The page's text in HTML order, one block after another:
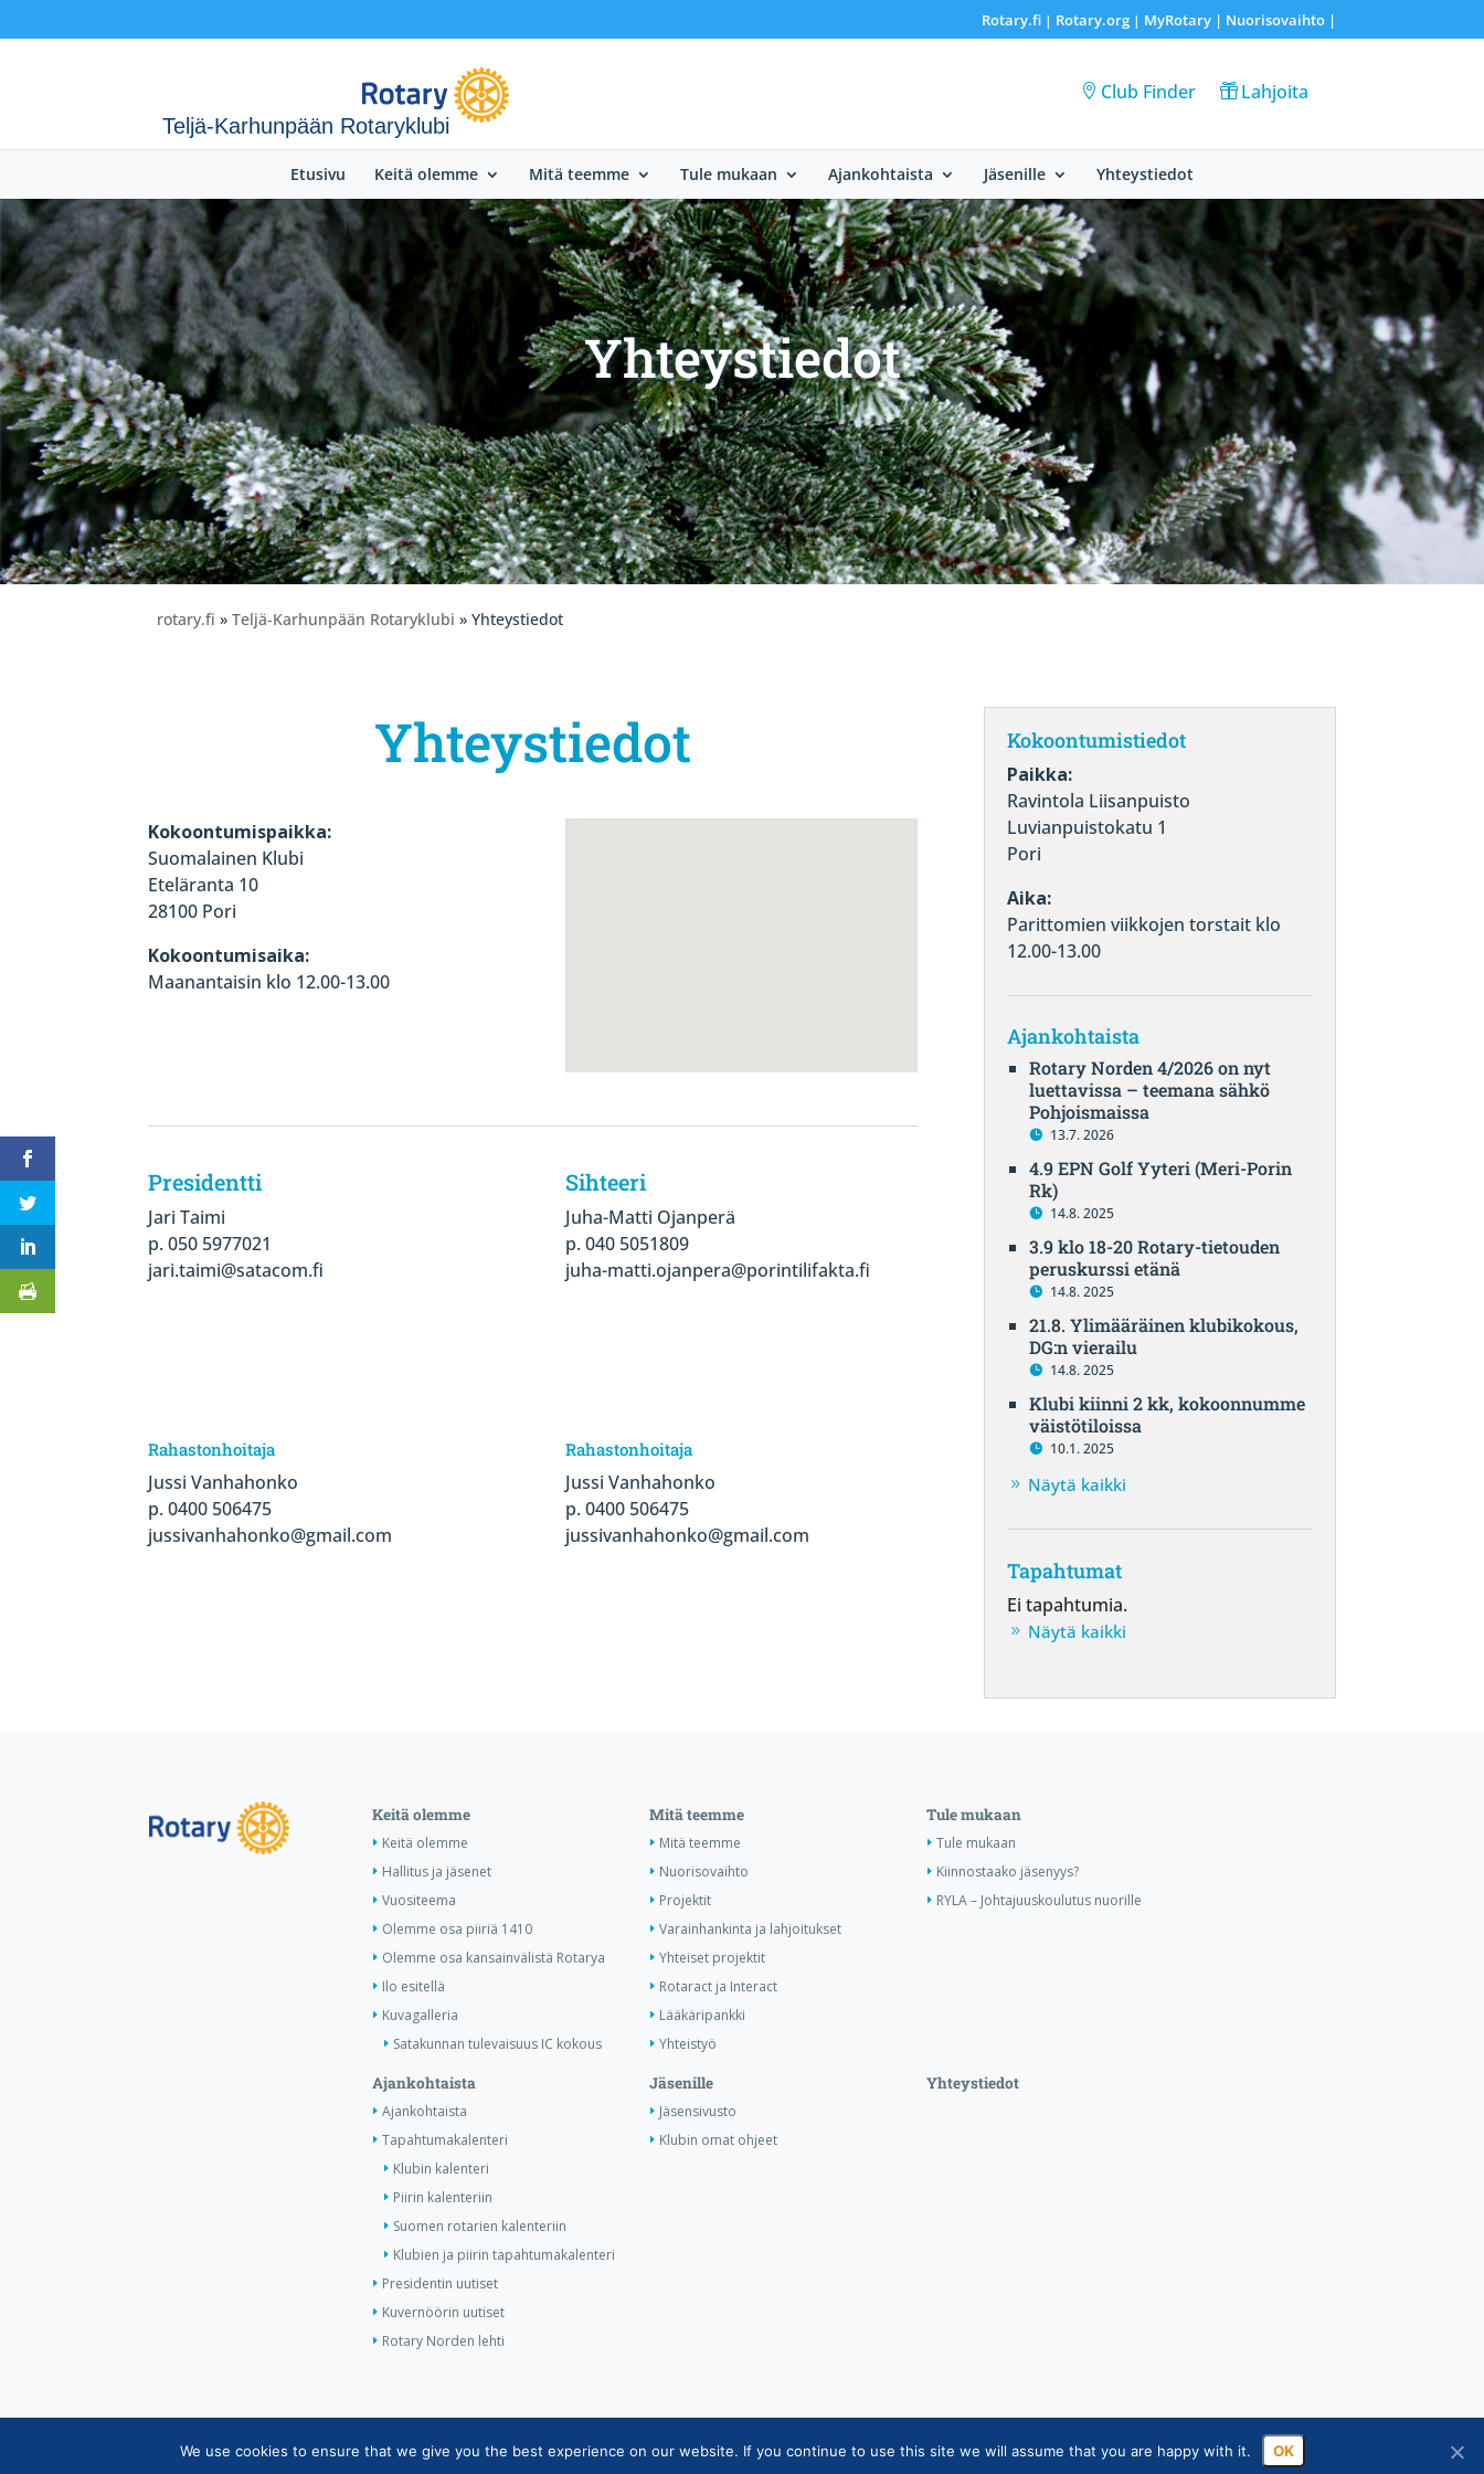
Rotary.fi| Rotary.org| MyRotary | Nuorisovaihto|
Teljä-Karhunpään Rotaryklubi
Club Finder Lahjoita
Etusivu Keitä olemme Mitä teemme Tule mukaan Ajankohtaista Jäsenille Yhteystiedot
Yhteystiedot
rotary.fi » Teljä-Karhunpään Rotaryklubi » Yhteystiedot
Yhteystiedot
Kokoontumispaikka:
Suomalainen Klubi
Eteläranta 10
28100 Pori
Kokoontumisaika:
Maanantaisin klo 12.00-13.00
Presidentti
Jari Taimi
p. 050 5977021
jari.taimi@satacom.fi
Sihteeri
Juha-Matti Ojanperä
p. 040 5051809
juha-matti.ojanpera@porintilifakta.fi
Rahastonhoitaja
Jussi Vanhahonko
p. 0400 506475
jussivanhahonko@gmail.com
Rahastonhoitaja
Jussi Vanhahonko
p. 0400 506475
jussivanhahonko@gmail.com
Kokoontumistiedot
Paikka:
Ravintola Liisanpuisto
Luvianpuistokatu 1
Pori
Aika:
Parittomien viikkojen torstait klo
12.00-13.00
Ajankohtaista
Rotary Norden 4/2026 on nyt
luettavissa – teemana sähkö
Pohjoismaissa
13.7. 2026
4.9 EPN Golf Yyteri (Meri-Porin
Rk)
14.8. 2025
3.9 klo 18-20 Rotary-tietouden
peruskurssi etänä
14.8. 2025
21.8. Ylimääräinen klubikokous,
DG:n vierailu
14.8. 2025
Klubi kiinni 2 kk, kokoonnumme
väistötiloissa
10.1. 2025
Näytä kaikki
Tapahtumat
Ei tapahtumia.
Näytä kaikki
Keitä olemme
Keitä olemme
Hallitus ja jäsenet
Vuositeema
Olemme osa piiriä 1410
Olemme osa kansainvälistä Rotarya
Ilo esitellä
Kuvagalleria
Satakunnan tulevaisuus IC kokous
Mitä teemme
Mitä teemme
Nuorisovaihto
Projektit
Varainhankinta ja lahjoitukset
Yhteiset projektit
Rotaract ja Interact
Lääkäripankki
Yhteistyö
Tule mukaan
Tule mukaan
Kiinnostaako jäsenyys?
RYLA – Johtajuuskoulutus nuorille
Ajankohtaista
Ajankohtaista
Tapahtumakalenteri
Klubin kalenteri
Piirin kalenteriin
Suomen rotarien kalenteriin
Klubien ja piirin tapahtumakalenteri
Presidentin uutiset
Kuvernöörin uutiset
Rotary Norden lehti
Jäsenille
Jäsensivusto
Klubin omat ohjeet
Yhteystiedot
Copyright © Suomen Rotarypalvelu ry 2026 | Jäsentietojärjestelmän tietosuojaseloste|Henkilötietojen käsittely Rotarytoiminnassa
We use cookies to ensure that we give you the best experience on our website. If you continue to use this site we will assume that you are happy with it. OK